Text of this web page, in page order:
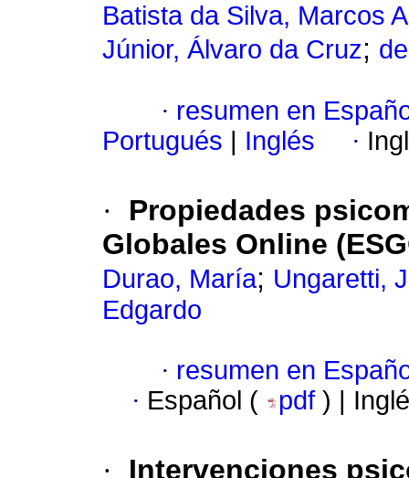
Batista da Silva, Marcos
Júnior, Álvaro da Cruz;
· resumen en
Portugués
Inglés ·
·
Propiedades
Globales Online
Durao, María; Ungaretti,
Edgardo
· resumen en
· Español ( pdf ) |
·
Intervenciones